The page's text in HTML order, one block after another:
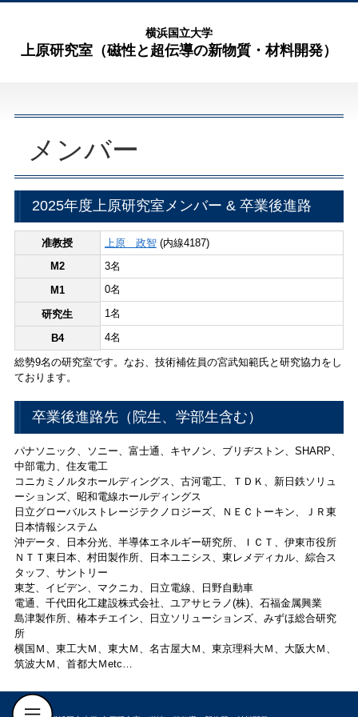
横浜国立大学
上原研究室（磁性と超伝導の新物質・材料開発）
メンバー
2025年度上原研究室メンバー & 卒業後進路
准教授 上原 政智(内線4187)
M2
3名
M1
0名
研究生 1名
B4 4名
総勢9名の研究室です。なお、技術補佐員の宮武知範氏と研究協力をし
ております。
卒業後進路先（院生、学部生含む）
パナソニック、ソニー、富士通、キヤノン、ブリヂストン、SHARP、
中部電力、住友電工
コニカミノルタホールディングス、古河電工、ＴＤＫ、新日鉄ソリュ
ーションズ、昭和電線ホールディングス
日立グローバルストレージテクノロジーズ、ＮＥＣトーキン、ＪＲ東
日本情報システム
沖データ、日本分光、半導体エネルギー研究所、ＩＣＴ、伊東市役所
ＮＴＴ東日本、村田製作所、日本ユニシス、東レメディカル、綜合ス
タッフ、サントリー
東芝、イビデン、マクニカ、日立電線、日野自動車
電通、千代田化工建設株式会社、ユアサヒラノ(株)、石福金属興業
島津製作所、椿本チエイン、日立ソリューションズ、みずほ総合研究
所
横国Ｍ、東工大Ｍ、東大Ｍ、名古屋大Ｍ、東京理科大Ｍ、大阪大Ｍ、
筑波大Ｍ、首都大Ｍetc…